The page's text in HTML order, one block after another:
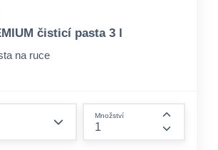
čisticí pasta 3 l
na ruce
Množství